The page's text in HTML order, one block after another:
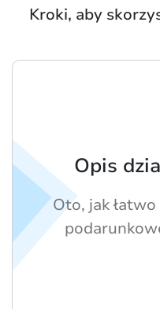
Kroki, aby
Opis
Oto, jak